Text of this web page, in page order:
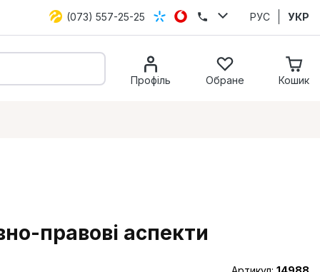
(073) 557-25-25 РУС УКР
Профіль Обране Кошик
правові аспекти